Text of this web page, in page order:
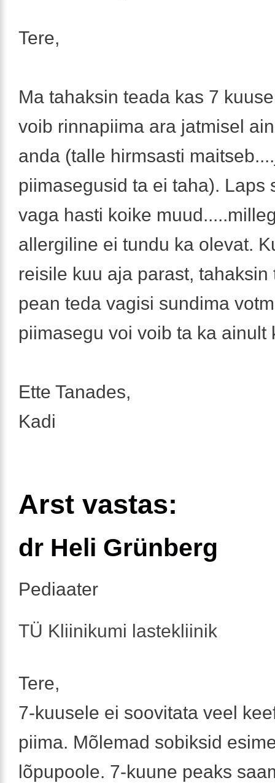
Tere,
Ma tahaksin teada kas 7
voib rinnapiima ara jatmisel
anda (talle hirmsasti
piimasegusid ta ei taha). Laps
vaga hasti koike
allergiline ei tundu ka olevat.
reisile kuu aja parast, tahaksin
pean teda vagisi sundima
piimasegu voi voib ta ka ainult
Ette Tanades,
Kadi
Arst vastas:
dr Heli Grünberg
Pediaater
TÜ Kliinikumi lastekliinik
Tere,
7-kuusele ei soovitata veel
piima. Mõlemad sobiksid
lõpupoole. 7-kuune peaks